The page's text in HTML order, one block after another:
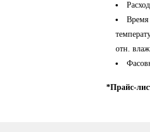
Время
отн.
*Прайс-